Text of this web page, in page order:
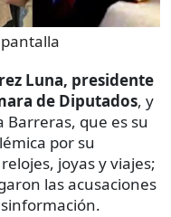
Luna, presidente
de Diputados, y
Barreras, que es su
por su
joyas y viajes;
las acusaciones